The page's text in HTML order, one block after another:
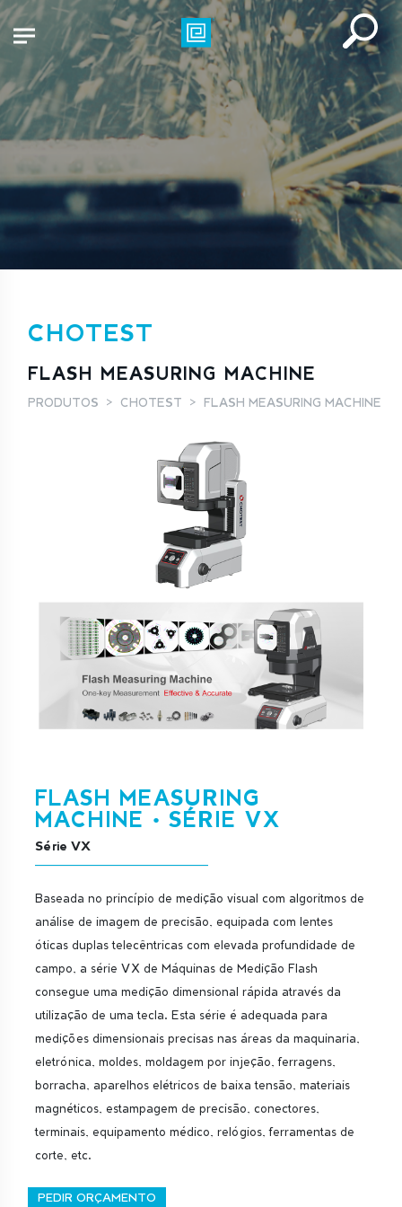
CHOTEST
FLASH MEASURING MACHINE
PRODUTOS CHOTEST FLASH MEASURING MACHINE
FLASH MEASURING
MACHINE • SÉRIE VX
Série VX
Baseada no princípio de medição visual com algoritmos de
análise de imagem de precisão, equipada com lentes
óticas duplas telecêntricas com elevada profundidade de
campo, a série VX de Máquinas de Medição Flash
consegue uma medição dimensional rápida através da
utilização de uma tecla. Esta série é adequada para
medições dimensionais precisas nas áreas da maquinaria,
eletrónica, moldes, moldagem por injeção, ferragens,
borracha, aparelhos elétricos de baixa tensão, materiais
magnéticos, estampagem de precisão, conectores,
terminais, equipamento médico, relógios, ferramentas de
corte, etc.
PEDIR ORÇAMENTO